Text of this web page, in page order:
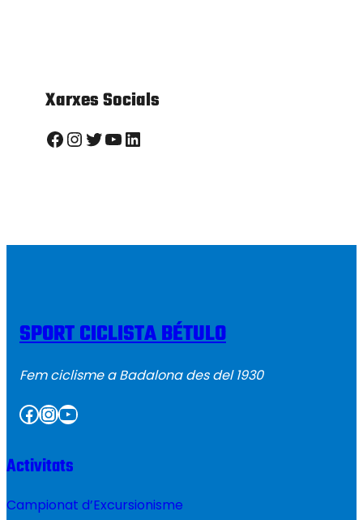
Xarxes Socials
Facebook InstagramTwitter YouTube LinkedIn
SPORT CICLISTA BÉTULO
Fem ciclisme a Badalona des del 1930
Facebook InstagramYouTube
Activitats
Campionat d’Excursionisme